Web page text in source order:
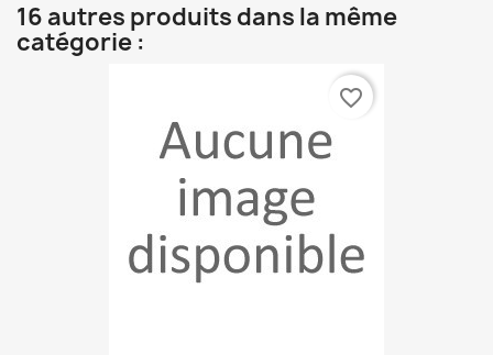
16 autres produits dans la même
catégorie :
favorite_border